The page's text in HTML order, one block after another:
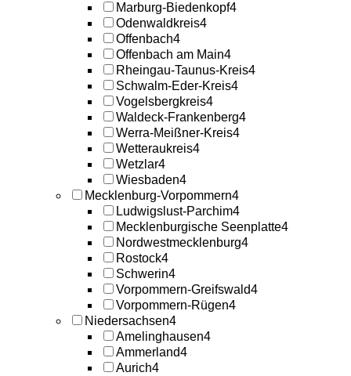
Marburg-Biedenkopf4
Odenwaldkreis4
Offenbach4
Offenbach am Main4
Rheingau-Taunus-Kreis4
Schwalm-Eder-Kreis4
Vogelsbergkreis4
Waldeck-Frankenberg4
Werra-Meißner-Kreis4
Wetteraukreis4
Wetzlar4
Wiesbaden4
Mecklenburg-Vorpommern4
Ludwigslust-Parchim4
Mecklenburgische Seenplatte4
Nordwestmecklenburg4
Rostock4
Schwerin4
Vorpommern-Greifswald4
Vorpommern-Rügen4
Niedersachsen4
Amelinghausen4
Ammerland4
Aurich4